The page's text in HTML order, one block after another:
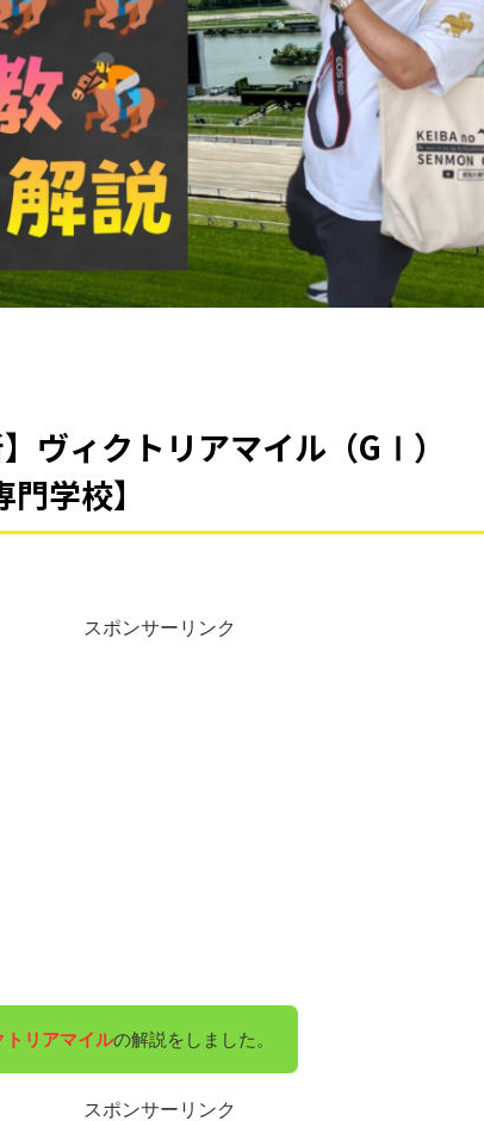
】ヴィクトリアマイル（GⅠ）
学校】
スポンサーリンク
トリアマイルの解説をしました。
スポンサーリンク